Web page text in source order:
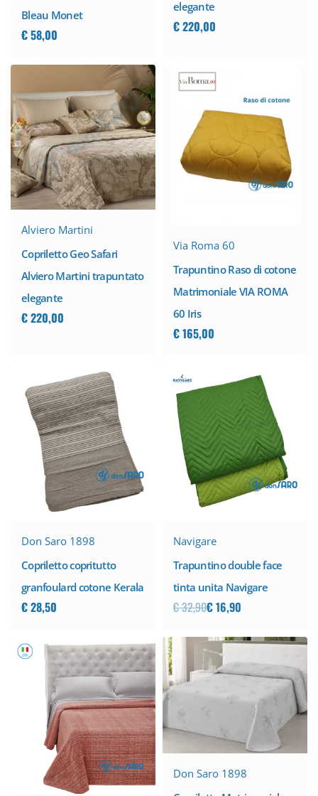
Bleau Monet
€58,00
elegante
€220,00
Alviero Martini
Copriletto Geo Safari
Alviero Martini trapuntato
elegante
€220,00
Via Roma 60
Trapuntino Raso di cotone
Matrimoniale VIA ROMA
60 Iris
€165,00
Don Saro 1898
Copriletto copritutto
granfoulard cotone Kerala
€28,50
Navigare
Trapuntino double face
tinta unita Navigare
€32,90€16,90
Don Saro 1898